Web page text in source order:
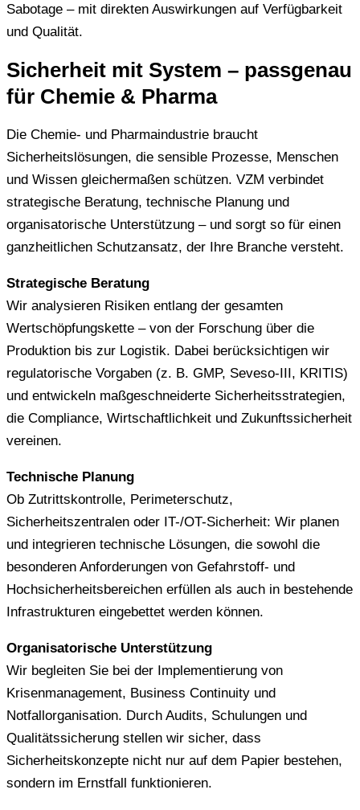
Sabotage – mit direkten Auswirkungen auf Verfügbarkeit
und Qualität.
Sicherheit mit System – passgenau
für Chemie & Pharma
Die Chemie- und Pharmaindustrie braucht
Sicherheitslösungen, die sensible Prozesse, Menschen
und Wissen gleichermaßen schützen. VZM verbindet
strategische Beratung, technische Planung und
organisatorische Unterstützung – und sorgt so für einen
ganzheitlichen Schutzansatz, der Ihre Branche versteht.
Strategische Beratung
Wir analysieren Risiken entlang der gesamten
Wertschöpfungskette – von der Forschung über die
Produktion bis zur Logistik. Dabei berücksichtigen wir
regulatorische Vorgaben (z. B. GMP, Seveso-III, KRITIS)
und entwickeln maßgeschneiderte Sicherheitsstrategien,
die Compliance, Wirtschaftlichkeit und Zukunftssicherheit
vereinen.
Technische Planung
Ob Zutrittskontrolle, Perimeterschutz,
Sicherheitszentralen oder IT-/OT-Sicherheit: Wir planen
und integrieren technische Lösungen, die sowohl die
besonderen Anforderungen von Gefahrstoff- und
Hochsicherheitsbereichen erfüllen als auch in bestehende
Infrastrukturen eingebettet werden können.
Organisatorische Unterstützung
Wir begleiten Sie bei der Implementierung von
Krisenmanagement, Business Continuity und
Notfallorganisation. Durch Audits, Schulungen und
Qualitätssicherung stellen wir sicher, dass
Sicherheitskonzepte nicht nur auf dem Papier bestehen,
sondern im Ernstfall funktionieren.